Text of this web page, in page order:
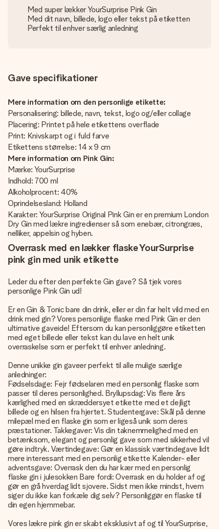
Med super lækker YourSurprise Pink Gin
Med dit navn, billede, logo eller tekst på etiketten
Perfekt til enhver særlig anledning
Gave specifikationer
Mere information om den personlige etikette:
Personalisering: billede, navn, tekst, logo og/eller collage
Placering: Printet på hele etikettens overflade
Print: Knivskarpt og i fuld farve
Etikettens størrelse: 14 x 9 cm
Mere information om Pink Gin:
Mærke: YourSurprise
Indhold: 700 ml
Alkoholprocent: 40%
Oprindelsesland: Holland
Karakter: YourSurprise Original Pink Gin er en premium London
Dry Gin med lækre ingredienser så som enebær, citrongræs,
nelliker, appelsin og hyben.
Overrask med en lækker flaske YourSurprise
pink gin med unik etikette
Leder du efter den perfekte Gin gave? Så tjek vores
personlige Pink Gin ud!
Er en Gin & Tonic bare din drink, eller er din far helt vild med en
drink med gin? Vores personlige flaske med Pink Gin er den
ultimative gaveide! Eftersom du kan personliggøre etiketten
med eget billede eller tekst kan du lave en helt unik
overraskelse som er perfekt til enhver anledning.
Denne unikke gin gaveer perfekt til alle mulige særlige
anledninger:
Fødselsdage: Fejr fødselaren med en personlig flaske som
passer til deres personlighed. Bryllupsdag: Vis flere års
kærlighed med en skræddersyet etikette med et dejligt
billede og en hilsen fra hjertet. Studentergave: Skål på denne
milepæl med en flaske gin som er ligeså unik som deres
præstationer. Takkegaver: Vis din taknemmelighed med en
betænksom, elegant og personlig gave som med sikkerhed vil
gøre indtryk. Værtindegave: Gør en klassisk værtindegave lidt
mere interessant med en personlig etikette Kalender- eller
adventsgave: Overrask den du har kær med en personlig
flaske gin i julesokken Bare fordi: Overrask en du holder af og
gør en grå hverdag lidt sjovere. Sidst men ikke mindst, hvem
siger du ikke kan forkæle dig selv? Personliggør en flaske til
din egen hjemmebar.
Vores lækre pink gin er skabt eksklusivt af og til YourSurprise,